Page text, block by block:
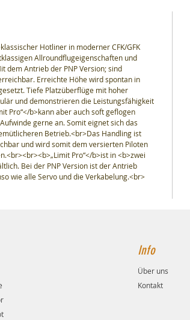
Hotliner in moderner CFK/GFK
Allroundflugeigenschaften und
dem Antrieb der PNP Version; sind
Erreichte Höhe wird spontan in
Tiefe Platzüberflüge mit hoher
und demonstrieren die Leistungsfähigkeit
Pro“</b>kann aber auch soft geflogen
gerne an. Somit eignet sich das
Betrieb.<br>Das Handling ist
und wird somit dem versierten Piloten
Pro“</b>ist in <b>zwei
Bei der PNP Version ist der Antrieb
wie alle Servo und die Verkabelung.<br>
Info
Über uns
Kontakt